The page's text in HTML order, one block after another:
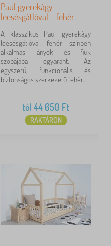
Paul gyerekágy
leesésgátlóval - fehér
A klasszikus Paul gyerekágy
leesésgátlóval fehér színben
alkalmas lányok és fiúk
szobájába egyaránt. Az
egyszerű, funkcionális és
biztonságos szerkezetű fehér...
tól 44 650 Ft
RAKTÁRON